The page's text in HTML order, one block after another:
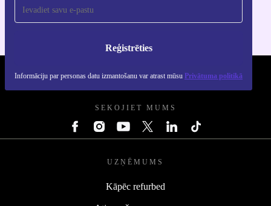
Reģistrēties
Informāciju par personas datu izmantošanu var atrast mūsu Privātuma politikā
REFURBED - RETHINK NEW.
SEKOJIET MUMS
UZŅĒMUMS
Kāpēc refurbed